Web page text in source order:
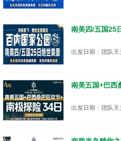
南美四/五国25
出发日期：团队
南美五国+巴西
出发日期：团队